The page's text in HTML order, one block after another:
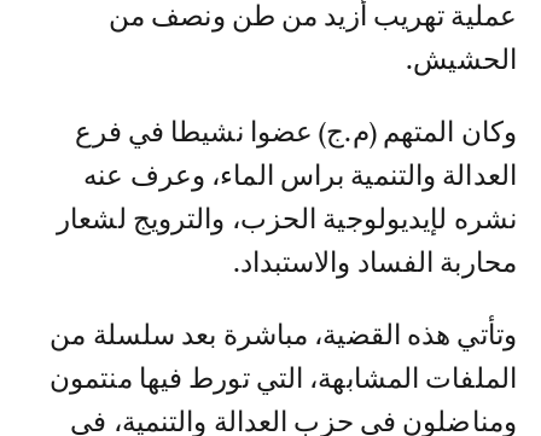
عملية تهريب أزيد من طن ونصف من
الحشيش.
وكان المتهم (م.ج) عضوا نشيطا في فرع
العدالة والتنمية براس الماء، وعرف عنه
نشره لإيديولوجية الحزب، والترويج لشعار
محاربة الفساد والاستبداد.
وتأتي هذه القضية، مباشرة بعد سلسلة من
الملفات المشابهة، التي تورط فيها منتمون
ومناضلون في حزب العدالة والتنمية، في